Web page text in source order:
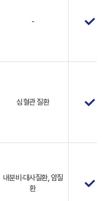
-
심혈관 질환
내분비·대사질환, 암질
환